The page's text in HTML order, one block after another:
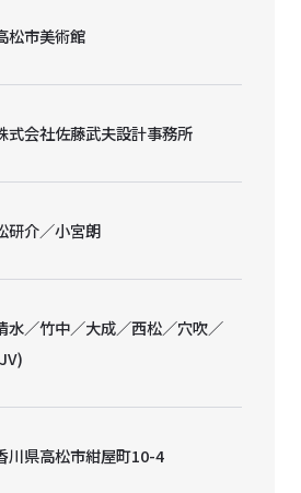
松市美術館
式会社佐藤武夫設計事務所
研介／小宮朗
水／竹中／大成／西松／穴吹／
川県高松市紺屋町10-4